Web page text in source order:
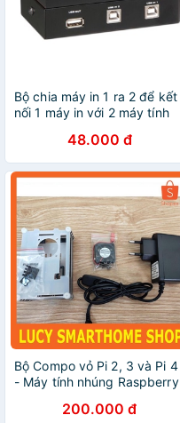
Bộ chia máy in 1 ra 2 để kết
nối 1 máy in với 2 máy tính
48.000 đ
Bộ Compo vỏ Pi 2, 3 và Pi 4
- Máy tính nhúng Raspberry
200.000 đ